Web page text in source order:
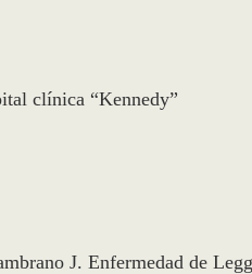
clínica “Kennedy”
J. Enfermedad de